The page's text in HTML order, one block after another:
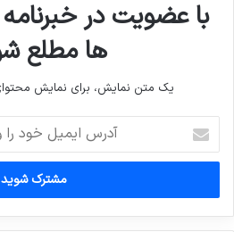
با عضویت در خبرنامه
ها مطلع
یک متن نمایش، برای نمایش
ایمیل
خود
وارد
کنید